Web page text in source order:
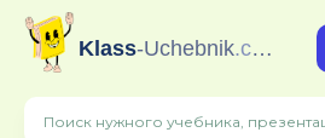
Klass-Uchebnik.com